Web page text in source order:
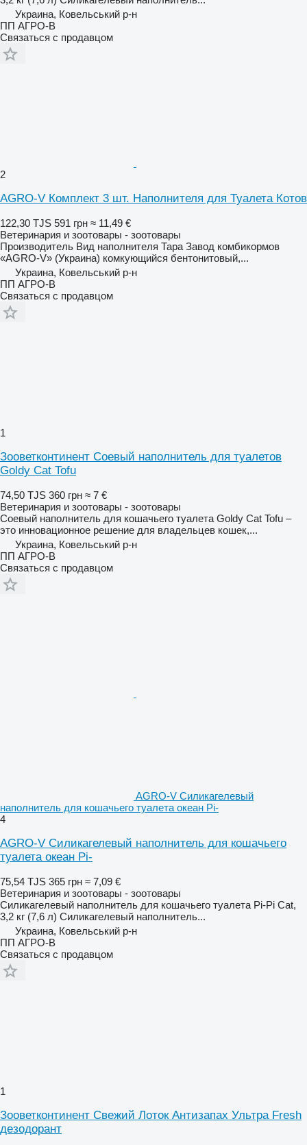
Украина, Ковельський р-н
ПП АГРО-В
Связаться с продавцом
2
AGRO-V Комплект 3 шт. Наполнителя для Туалета Котов
122,30 TJS 591 грн ≈ 11,49 €
Ветеринария и зоотовары - зоотовары
Производитель Вид наполнителя Тара Завод комбикормов
«AGRO-V» (Украина) комкующийся бентонитовый,...
Украина, Ковельський р-н
ПП АГРО-В
Связаться с продавцом
1
Зооветконтинент Соевый наполнитель для туалетов
Goldy Cat Tofu
74,50 TJS 360 грн ≈ 7 €
Ветеринария и зоотовары - зоотовары
Соевый наполнитель для кошачьего туалета Goldy Cat Tofu –
это инновационное решение для владельцев кошек,...
Украина, Ковельський р-н
ПП АГРО-В
Связаться с продавцом
AGRO-V Силикагелевый
наполнитель для кошачьего туалета океан Pi-
4
AGRO-V Силикагелевый наполнитель для кошачьего
туалета океан Pi-
75,54 TJS 365 грн ≈ 7,09 €
Ветеринария и зоотовары - зоотовары
Силикагелевый наполнитель для кошачьего туалета Pi-Pi Cat,
3,2 кг (7,6 л) Силикагелевый наполнитель...
Украина, Ковельський р-н
ПП АГРО-В
Связаться с продавцом
1
Зооветконтинент Свежий Лоток Антизапах Ультра Fresh
дезодорант